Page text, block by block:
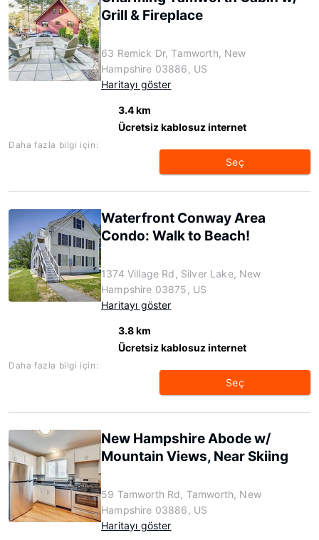
Grill & Fireplace
63 Remick Dr, Tamworth, New
Hampshire 03886, US
Haritayı göster
3.4 km
Ücretsiz kablosuz internet
Daha fazla bilgi için:
Seç
Waterfront Conway Area
Condo: Walk to Beach!
1374 Village Rd, Silver Lake, New
Hampshire 03875, US
Haritayı göster
3.8 km
Ücretsiz kablosuz internet
Daha fazla bilgi için:
Seç
New Hampshire Abode w/
Mountain Views, Near Skiing
59 Tamworth Rd, Tamworth, New
Hampshire 03886, US
Haritayı göster